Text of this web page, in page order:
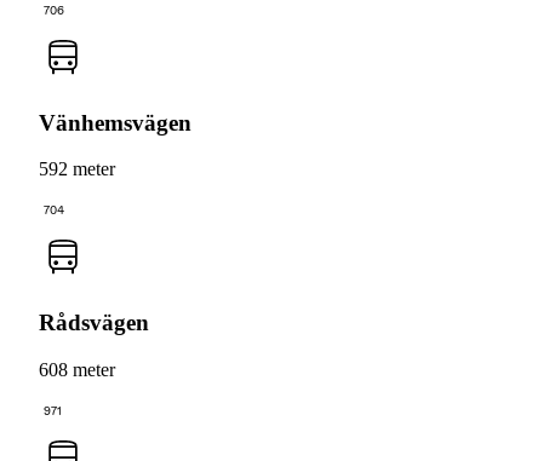
706
Vänhemsvägen
592 meter
704
Rådsvägen
608 meter
971